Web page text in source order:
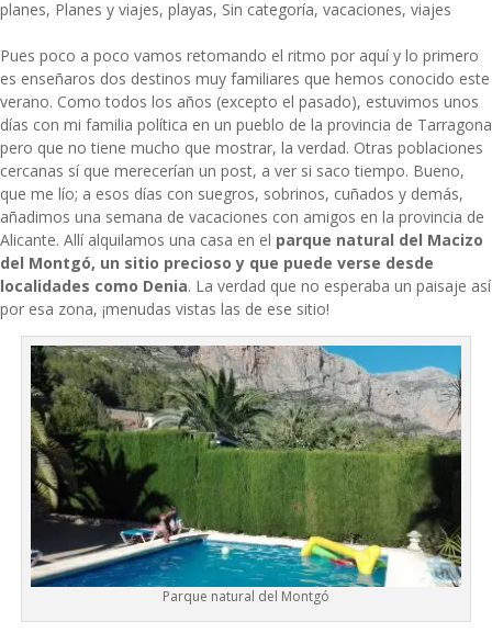
planes, Planes y viajes, playas, Sin categoría, vacaciones, viajes
Pues poco a poco vamos retomando el ritmo por aquí y lo primero
es enseñaros dos destinos muy familiares que hemos conocido este
verano. Como todos los años (excepto el pasado), estuvimos unos
días con mi familia política en un pueblo de la provincia de Tarragona
pero que no tiene mucho que mostrar, la verdad. Otras poblaciones
cercanas sí que merecerían un post, a ver si saco tiempo. Bueno,
que me lío; a esos días con suegros, sobrinos, cuñados y demás,
añadimos una semana de vacaciones con amigos en la provincia de
Alicante. Allí alquilamos una casa en el parque natural del Macizo
del Montgó, un sitio precioso y que puede verse desde
localidades como Denia. La verdad que no esperaba un paisaje así
por esa zona, ¡menudas vistas las de ese sitio!
Parque natural del Montgó